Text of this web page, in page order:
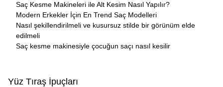
Saç Kesme Makineleri ile Alt Kesim Nasıl Yapılır?
Modern Erkekler İçin En Trend Saç Modelleri
Nasıl şekillendirilmeli ve kusursuz stilde bir görünüm elde
edilmeli
Saç kesme makinesiyle çocuğun saçı nasıl kesilir
Yüz Tıraş İpuçları